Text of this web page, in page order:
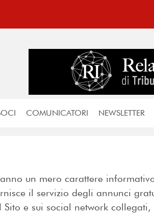
COMUNICATORI NEWSLETTER
un mero carattere
il servizio degli annunci
e sui social network